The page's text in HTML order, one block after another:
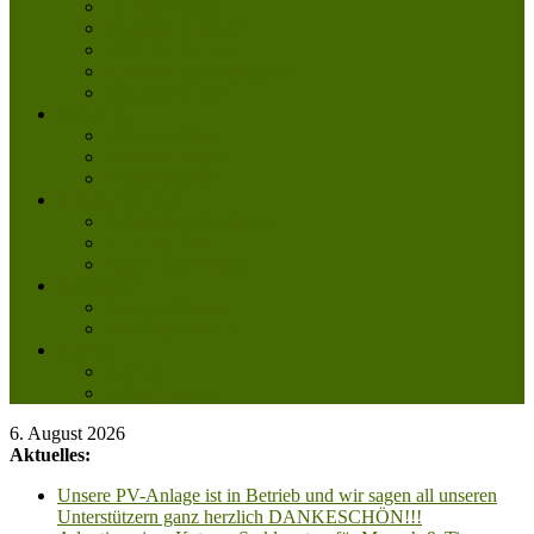
6. August 2026
Aktuelles:
Unsere PV-Anlage ist in Betrieb und wir sagen all unseren
Unterstützern ganz herzlich DANKESCHÖN!!!